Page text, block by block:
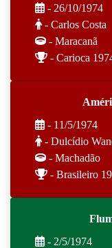
- 26/10/1974
- Carlos Costa
- Maracanã
- Carioca
- 11/5/1974
- Dulcídio
- Machadão
- Brasileiro
- 2/5/1974